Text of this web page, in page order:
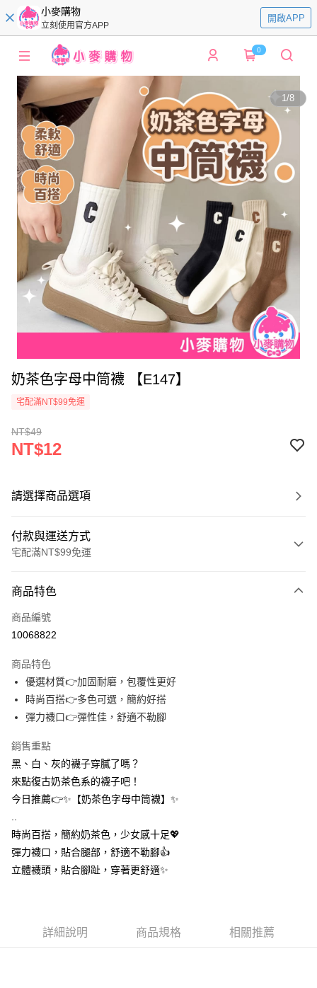
小麥購物
立刻使用官方APP
開啟APP
0
1/8
奶茶色字母中筒襪 【E147】
宅配滿NT$99免運
NT$49
NT$12
請選擇商品選項
付款與運送方式
宅配滿NT$99免運
信用卡一次付款
信用卡分期付款
合作金庫商業銀行
華南商業銀行
彰化商業銀行
上海商業儲蓄銀行
國泰世華商業銀行
匯豐（台灣）商業銀行
聯邦商業銀行
元大商業銀行
台新國際商業銀行
中國信託商業銀行
超商取貨付款
LINE Pay
街口支付
悠遊付
AFTEE先享後付
相關說明
【關於「AFTEE先享後付」】
AFTEE先享後付是「在收到商品之後才付款」的支付方式。 讓您購物簡單
便利好安心！
１．簡單：不需註冊會員、不需綁卡、不需儲值。
【「AFTEE先享後付」結帳流程】
ATM付款
每筆NT$60，滿NT$399(含以上)免運費
商品特色
商品編號
10068822
商品特色
優選材質👉加固耐磨，包覆性更好
時尚百搭👉多色可選，簡約好搭
彈力襪口👉彈性佳，舒適不勒腳
銷售重點
黑、白、灰的襪子穿膩了嗎？
來點復古奶茶色系的襪子吧！
今日推薦👉✨【奶茶色字母中筒襪】✨
時尚百搭，簡約奶茶色，少女感十足💖
彈力襪口，貼合腿部，舒適不勒腳👍️
立體襪頭，貼合腳趾，穿著更舒適✨
詳細說明 商品規格 相關推薦